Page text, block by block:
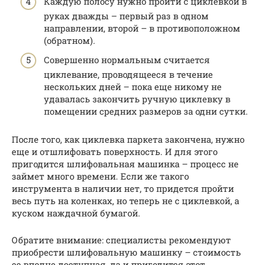
руках дважды – первый раз в одном
направлении, второй – в противоположном
(обратном).
Совершенно нормальным считается
циклевание, проводящееся в течение
нескольких дней – пока еще никому не
удавалась закончить ручную циклевку в
помещении средних размеров за одни сутки.
После того, как циклевка паркета закончена, нужно
еще и отшлифовать поверхность. И для этого
пригодится шлифовальная машинка – процесс не
займет много времени. Если же такого
инструмента в наличии нет, то придется пройти
весь путь на коленках, но теперь не с циклевкой, а
куском наждачной бумагой.
Обратите внимание: специалисты рекомендуют
приобрести шлифовальную машинку – стоимость